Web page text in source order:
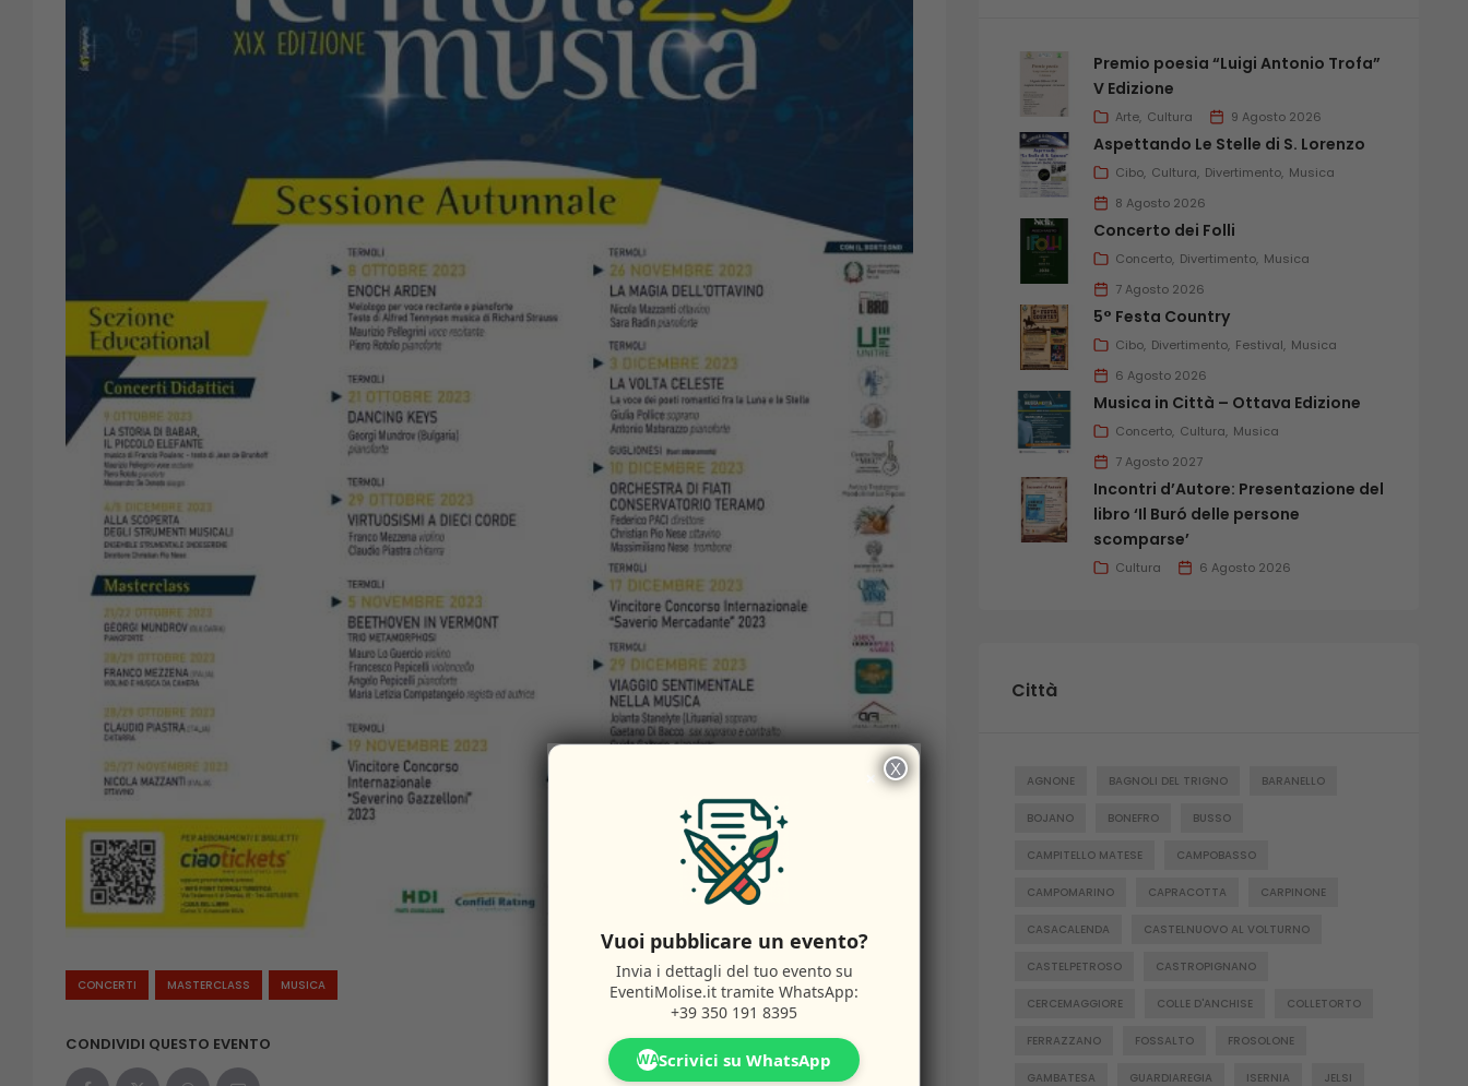
CONCERTI MASTERCLASS MUSICA
CONDIVIDI QUESTO EVENTO
Premio poesia “Luigi Antonio Trofa”
V Edizione
Arte Cultura 9 Agosto 2026
Aspettando Le Stelle di S. Lorenzo
Cibo Cultura Divertimento Musica
8 Agosto 2026
Concerto dei Folli
Concerto Divertimento Musica
7 Agosto 2026
5° Festa Country
Cibo Divertimento Festival Musica
6 Agosto 2026
Musica in Città – Ottava Edizione
Concerto Cultura Musica
7 Agosto 2027
Incontri d’Autore: Presentazione del
libro ‘Il Buró delle persone
scomparse’
Cultura 6 Agosto 2026
Città
AGNONE BAGNOLI DEL TRIGNO BARANELLO
BOJANO BONEFRO BUSSO
CAMPITELLO MATESE CAMPOBASSO
CAMPOMARINO CAPRACOTTA CARPINONE
CASACALENDA CASTELNUOVO AL VOLTURNO
CASTELPETROSO CASTROPIGNANO
CERCEMAGGIORE COLLE D'ANCHISE COLLETORTO
FERRAZZANO FOSSALTO FROSOLONE
GAMBATESA GUARDIAREGIA ISERNIA JELSI
×
Vuoi pubblicare un evento?
Invia i dettagli del tuo evento su
EventiMolise.it tramite WhatsApp:
+39 350 191 8395
WAScrivici su WhatsApp
X